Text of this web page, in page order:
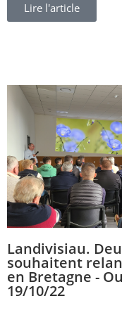
Lire l'article
Landivisiau.
souhaitent
en Bretagne -
19/10/22